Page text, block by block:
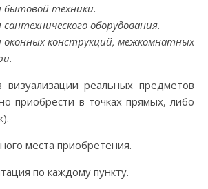
бытовой техники.
оборудования.
оконных конструкций, межкомнатных
визуализации реальных предметов
приобрести в точках прямых, либо
места приобретения.
по каждому пункту.